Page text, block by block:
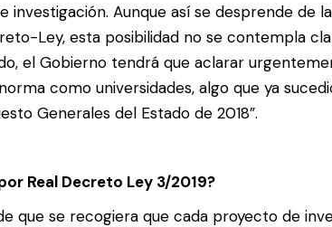
Aunque así se desprende de
Ley, esta posibilidad no se contempla
el Gobierno tendrá que aclarar
como universidades, algo que ya
Generales del Estado de 2018”.
Real Decreto Ley 3/2019?
que se recogiera que cada proyecto de